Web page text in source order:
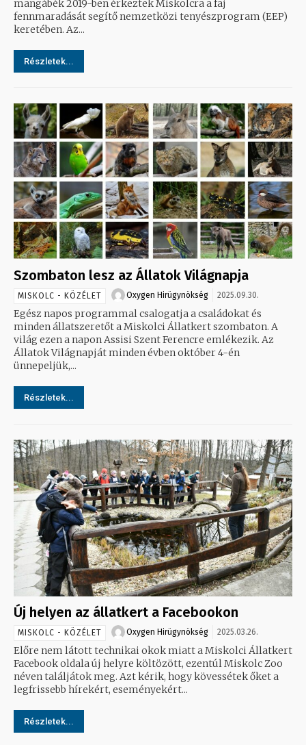
mangábék 2019-ben érkeztek Miskolcra a faj
fennmaradását segítő nemzetközi tenyészprogram (EEP)
keretében. Az...
Részletek...
Szombaton lesz az Állatok Világnapja
MISKOLC - KÖZÉLET Oxygen Hirügynökség 2025.09.30.
Egész napos programmal csalogatja a családokat és
minden állatszeretőt a Miskolci Állatkert szombaton. A
világ ezen a napon Assisi Szent Ferencre emlékezik. Az
Állatok Világnapját minden évben október 4-én
ünnepeljük,...
Részletek...
Új helyen az állatkert a Facebookon
MISKOLC - KÖZÉLET Oxygen Hirügynökség 2025.03.26.
Előre nem látott technikai okok miatt a Miskolci Állatkert
Facebook oldala új helyre költözött, ezentúl Miskolc Zoo
néven találjátok meg. Azt kérik, hogy kövessétek őket a
legfrissebb hírekért, eseményekért...
Részletek...